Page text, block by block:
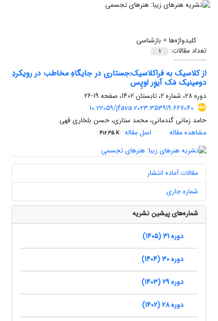
کلیدواژه‌ها = بازشناسی
تعداد مقالات:
1
از کلاسیک به فراکلاسیک:جستاری در جایگاهِ مخاطب در رویکردِ
دومینیک مَک آیوِر لوپِس
دوره 28، شماره 2، تابستان 1402، صفحه
19-26
10.22059/jfava.2023.353919.667040
حامد زمانی گندمانی، محمد ستاری، حسن بلخاری قهی
مشاهده مقاله
اصل مقاله 416.35 K
مقالات آماده انتشار
شماره جاری
شماره‌های پیشین نشریه
دوره 31 (1405)
دوره 30 (1404)
دوره 29 (1403)
دوره 28 (1402)